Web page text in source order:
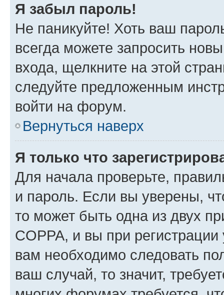
Я забыл пароль!
Не паникуйте! Хоть ваш
всегда можете запросить
входа, щелкните на этой
следуйте предложенным
войти на форум.
Вернуться наверх
Я только что
Для начала проверьте,
и пароль. Если вы уверены,
то может быть одна из двух
COPPA, и вы при
вам необходимо следовать
ваш случай, то значит,